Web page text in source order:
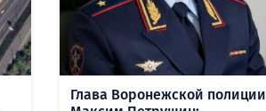
Глава Воронежской полиции